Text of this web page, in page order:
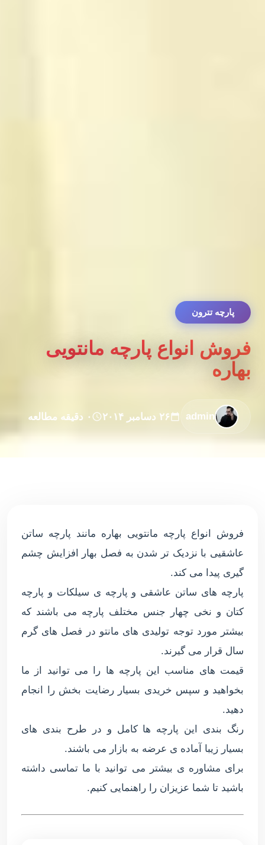
پارچه تترون
فروش انواع پارچه مانتویی
بهاره
admin ۲۶ دسامبر ۲۰۱۴ ۰ دقیقه مطالعه
فروش انواع پارچه مانتویی بهاره مانند پارچه ساتن
عاشقیی با نزدیک تر شدن به فصل بهار افزایش چشم
گیری پیدا می کند.
پارچه های ساتن عاشقی و پارچه ی سیلکات و پارچه
کتان و نخی چهار جنس مختلف پارچه می باشند که
بیشتر مورد توجه تولیدی های مانتو در فصل های گرم
سال قرار می گیرند.
قیمت های مناسب این پارچه ها را می توانید از ما
بخواهید و سپس خریدی بسیار رضایت بخش را انجام
دهید.
رنگ بندی این پارچه ها کامل و در طرح بندی های
بسیار زیبا آماده ی عرضه به بازار می باشند.
برای مشاوره ی بیشتر می توانید با ما تماسی داشته
باشید تا شما عزیزان را راهنمایی کنیم.